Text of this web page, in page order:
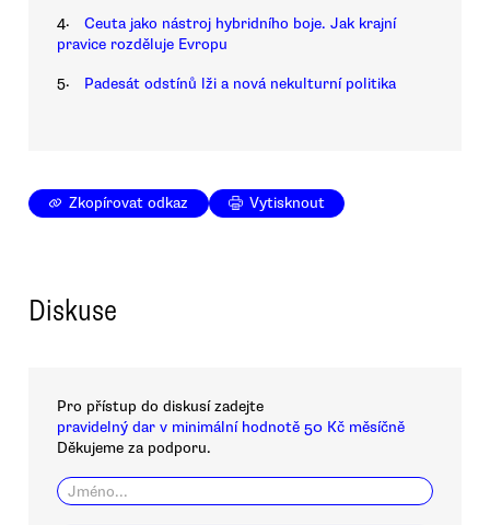
4.
Ceuta jako nástroj hybridního boje. Jak krajní
pravice rozděluje Evropu
5. Padesát odstínů lži a nová nekulturní politika
Zkopírovat odkaz Vytisknout
Diskuse
Pro přístup do diskusí zadejte
pravidelný dar v minimální hodnotě 50 Kč měsíčně
Děkujeme za podporu.